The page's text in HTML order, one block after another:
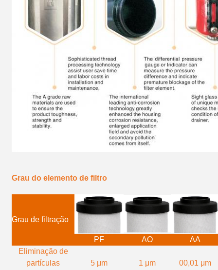
Grau do elemento de filtro
Grau de filtração
PF AO
AA
Eliminação de
partículas
5 μm 1 μm 00,01 μm